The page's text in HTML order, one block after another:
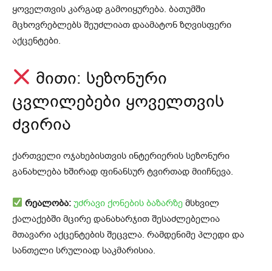
ყოველთვის კარგად გამოიყურება. ბათუმში
მცხოვრებლებს შეუძლიათ დაამატონ ზღვისფერი
აქცენტები.
მითი: სეზონური
ცვლილებები ყოველთვის
ძვირია
ქართველი ოჯახებისთვის ინტერიერის სეზონური
განახლება ხშირად ფინანსურ ტვირთად მიიჩნევა.
რეალობა: უძრავი ქონების ბაზარზე მსხვილ
ქალაქებში მცირე დანახარჯით შესაძლებელია
მთავარი აქცენტების შეცვლა. რამდენიმე პლედი და
სანთელი სრულიად საკმარისია.